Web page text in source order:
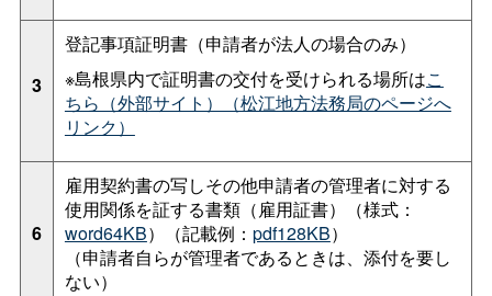
3
登記事項証明書（申請者が法人の場合のみ）
※島根県内で証明書の交付を受けられる場所はこ
ちら（外部サイト）（松江地方法務局のページへ
リンク）
6
雇用契約書の写しその他申請者の管理者に対する
使用関係を証する書類（雇用証書）（様式：
word64KB）（記載例： pdf128KB）
（申請者自らが管理者であるときは、添付を要し
ない）